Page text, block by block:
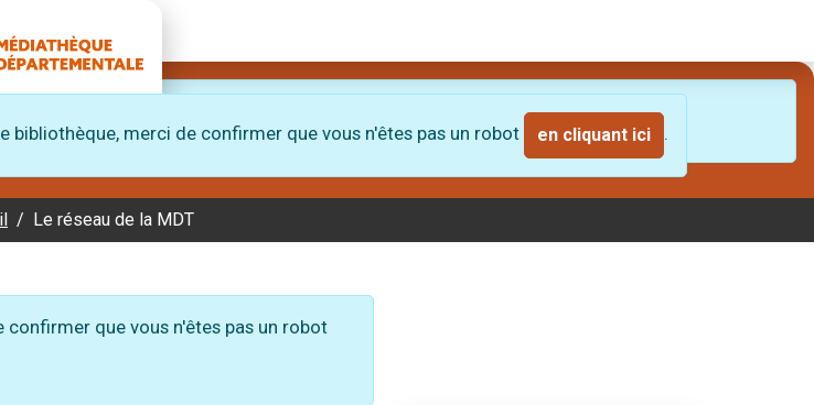
du site de la médiathèque départementale 81
Acceo
bibliothèque, merci de confirmer que vous n'êtes pas un robot en cliquant ici .
vous n'êtes pas un robot en cliquant ici
Le réseau de la MDT
que vous n'êtes pas un robot